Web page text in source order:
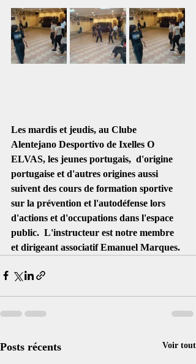
Les mardis et jeudis, au Clube
Alentejano Desportivo de Ixelles O
ELVAS, les jeunes portugais,  d'origine
portugaise et d'autres origines aussi
suivent des cours de formation sportive
sur la prévention et l'autodéfense lors
d'actions et d'occupations dans l'espace
public.  L'instructeur est notre membre
et dirigeant associatif Emanuel Marques.
Posts récents Voir tout